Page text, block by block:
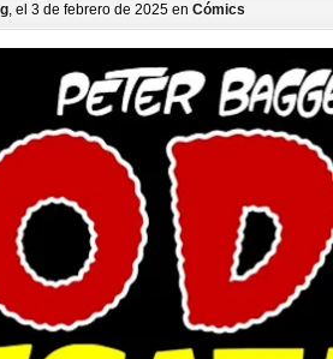
, el 3 de febrero de 2025 en Cómics